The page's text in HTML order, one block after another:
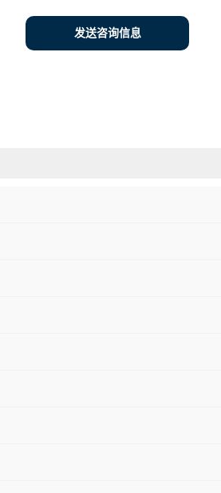
发送咨询信息